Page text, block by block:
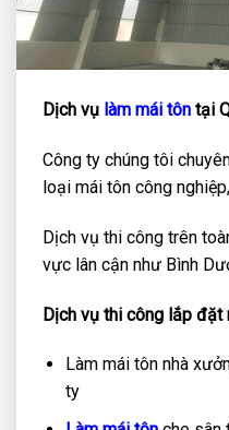
Dịch vụ làm mái tôn tại
Công ty chúng tôi
loại mái tôn công
Dịch vụ thi công trên
vực lân cận như Bình
Dịch vụ thi công lắp đặt
Làm mái tôn nhà
ty